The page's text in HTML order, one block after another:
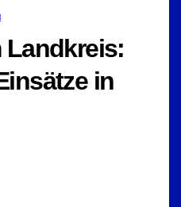
Landkreis:
in